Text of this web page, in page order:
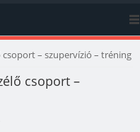
csoport – szupervízió – tréning
csoport –